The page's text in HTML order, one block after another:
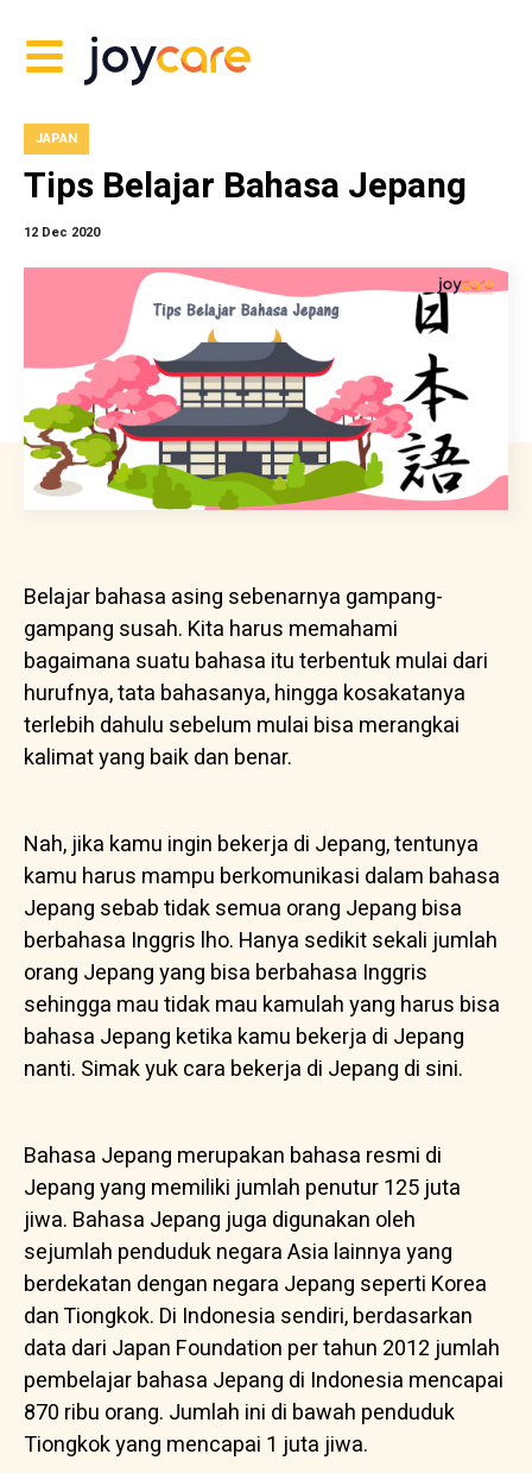
JAPAN
Tips Belajar Bahasa Jepang
12 Dec 2020
Belajar bahasa asing sebenarnya gampang-
gampang susah. Kita harus memahami
bagaimana suatu bahasa itu terbentuk mulai dari
hurufnya, tata bahasanya, hingga kosakatanya
terlebih dahulu sebelum mulai bisa merangkai
kalimat yang baik dan benar.
Nah, jika kamu ingin bekerja di Jepang, tentunya
kamu harus mampu berkomunikasi dalam bahasa
Jepang sebab tidak semua orang Jepang bisa
berbahasa Inggris lho. Hanya sedikit sekali jumlah
orang Jepang yang bisa berbahasa Inggris
sehingga mau tidak mau kamulah yang harus bisa
bahasa Jepang ketika kamu bekerja di Jepang
nanti. Simak yuk cara bekerja di Jepang di sini.
Bahasa Jepang merupakan bahasa resmi di
Jepang yang memiliki jumlah penutur 125 juta
jiwa. Bahasa Jepang juga digunakan oleh
sejumlah penduduk negara Asia lainnya yang
berdekatan dengan negara Jepang seperti Korea
dan Tiongkok. Di Indonesia sendiri, berdasarkan
data dari Japan Foundation per tahun 2012 jumlah
pembelajar bahasa Jepang di Indonesia mencapai
870 ribu orang. Jumlah ini di bawah penduduk
Tiongkok yang mencapai 1 juta jiwa.